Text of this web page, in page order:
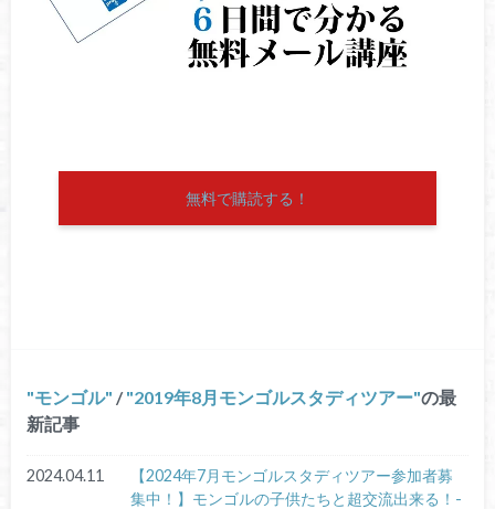
無料で購読する！
モンゴル / 2019年8月モンゴルスタディツアー の最
新記事
2024.04.11
【2024年7月モンゴルスタディツアー参加者募
集中！】モンゴルの子供たちと超交流出来る！-